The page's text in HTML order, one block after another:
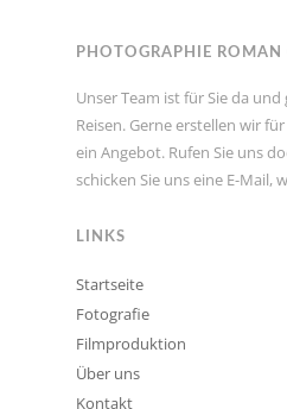
PHOTOGRAPHIE ROMAN
Unser Team ist für Sie da
Reisen. Gerne erstellen wir
ein Angebot. Rufen Sie uns
schicken Sie uns eine E-Mail,
LINKS
Startseite
Fotografie
Filmproduktion
Über uns
Kontakt